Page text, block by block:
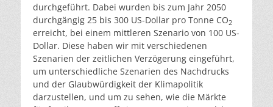
durchgeführt. Dabei wurden bis zum Jahr 2050
durchgängig 25 bis 300 US-Dollar pro Tonne CO2
erreicht, bei einem mittleren Szenario von 100 US-
Dollar. Diese haben wir mit verschiedenen
Szenarien der zeitlichen Verzögerung eingeführt,
um unterschiedliche Szenarien des Nachdrucks
und der Glaubwürdigkeit der Klimapolitik
darzustellen, und um zu sehen, wie die Märkte